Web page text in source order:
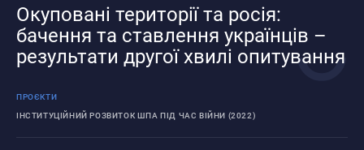
Окуповані території та росія:
бачення та ставлення українців –
результати другої хвилі опитування
ПРОЄКТИ
ІНСТИТУЦІЙНИЙ РОЗВИТОК ШПА ПІД ЧАС ВІЙНИ (2022)